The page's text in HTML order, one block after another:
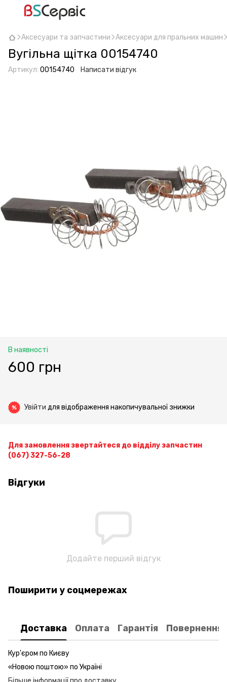
Аксесуари та запчастини Аксесуари для пральних машин
Вугільна щітка 00154740
Артикул: 00154740 Написати відгук
В наявності
600 грн
% Увійти для відображення накопичувальної знижки
Для замовлення звертайтеся до відділу запчастин
(067) 327-56-28
Відгуки
Додайте перший відгук
Поширити у соцмережах
Доставка Оплата Гарантія Повернення
Кур'єром по Києву
«Новою поштою» по Україні